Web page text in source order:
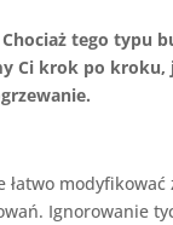
tego typu
Ci krok po kroku,
łatwo
Ignorowanie